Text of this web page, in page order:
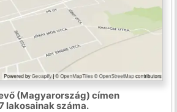
(Magyarország) címen
lakosainak száma.